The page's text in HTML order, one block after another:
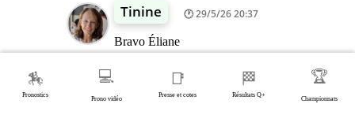
Tinine 29/5/26 20:37
Bravo Éliane
Sonia neva 29/5/26 21:49
🏇
Pronostics
💻
Prono vidéo
📑
Presse et cotes
🏁
Résultats Q+
🏆
Championnats